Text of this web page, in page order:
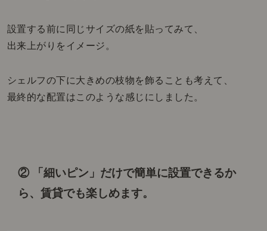
設置する前に同じサイズの紙を貼ってみて、
出来上がりをイメージ。
シェルフの下に大きめの枝物を飾ることも考えて、
最終的な配置はこのような感じにしました。
② 「細いピン」だけで簡単に設置できるか
ら、賃貸でも楽しめます。